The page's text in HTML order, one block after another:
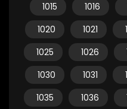
1015
1016
1020
1021
1025
1026
1030
1031
1035
1036